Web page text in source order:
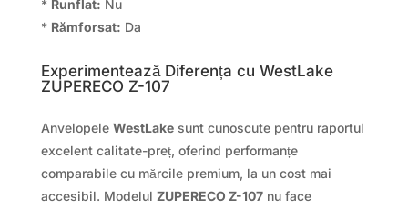
* Runflat: Nu
* Rămforsat: Da
Experimentează Diferența cu WestLake
ZUPERECO Z-107
Anvelopele WestLakesunt cunoscute pentru raportul
excelent calitate-preț, oferind performanțe
comparabile cu mărcile premium, la un cost mai
accesibil. Modelul ZUPERECO Z-107nu face